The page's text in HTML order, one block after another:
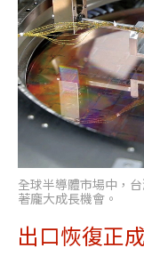
全球半導體市場中，
著龐大成長機會。
出口恢復正